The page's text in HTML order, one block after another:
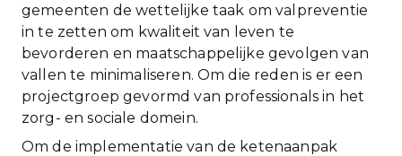
gemeenten de wettelijke taak om valpreventie
in te zetten om kwaliteit van leven te
bevorderen en maatschappelijke gevolgen van
vallen te minimaliseren. Om die reden is er een
projectgroep gevormd van professionals in het
zorg- en sociale domein.
Om de implementatie van de ketenaanpak